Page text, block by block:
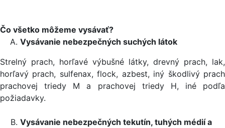
Čo všetko môžeme vysávať?
Vysávanie nebezpečných suchých látok
Strelný prach, horľavé výbušné látky, drevný prach, lak,
horľavý prach, sulfenax, flock, azbest, iný škodlivý prach
prachovej triedy M a prachovej triedy H, iné podľa
požiadavky.
Vysávanie nebezpečných tekutín, tuhých médií a